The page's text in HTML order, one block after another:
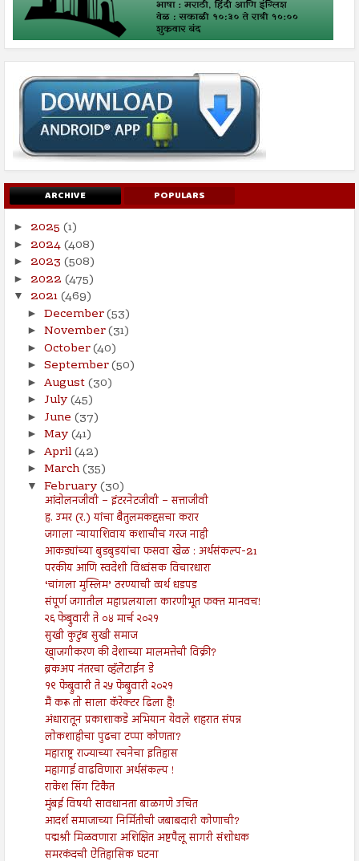
ARCHIVE POPULARS
► 2025 (1)
► 2024(408)
► 2023 (508)
► 2022 (475)
▼ 2021(469)
► December(53)
► November(31)
► October(40)
► September(50)
► August(30)
► July(45)
► June (37)
► May(41)
► April(42)
► March(35)
▼ February(30)
आंदोलनजीवी – इंटरनेटजीवी – सत्ताजीवी
ह. उमर (र.) यांचा बैतुलमकद्दसचा करार
जगाला न्यायाशिवाय कशाचीच गरज नाही
आकड्यांच्या बुडबुडयांचा फसवा खेळ : अर्थसंकल्प-21
परकीय आणि स्वदेशी विध्वंसक विचारधारा
‘चांगला मुस्लिम’ ठरण्याची व्यर्थ धडपड
संपूर्ण जगातील महाप्रलयाला कारणीभूत फक्त मानवच!
२६ फेब्रुवारी ते ०४ मार्च २०२१
सुखी कुटुंब सुखी समाज
खाजगीकरण की देशाच्या मालमत्तेची विक्री?
ब्रेकअप नंतरचा व्हॅलेंटाईन डे
१९ फेब्रुवारी ते २५ फेब्रुवारी २०२१
मैं करू तो साला कॅरेक्टर ढिला हैं!
अंधारातून प्रकाशाकडे अभियान येवले शहरात संपन्न
लोकशाहीचा पुढचा टप्पा कोणता?
महाराष्ट्र राज्याच्या रचनेचा इतिहास
महागाई वाढविणारा अर्थसंकल्प !
राकेश सिंग टिकैत
मुंबई विषयी सावधानता बाळगणे उचित
आदर्श समाजाच्या निर्मितीची जबाबदारी कोणाची?
पद्मश्री मिळवणारा अशिक्षित अष्टपैलू सागरी संशोधक
समरकंदची ऐतिहासिक घटना